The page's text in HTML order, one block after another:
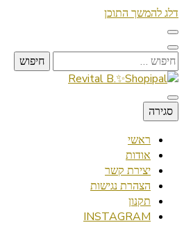
דלג להמשך התוכן
חיפוש:
Revital B.✨Shopipal
Lifestyle ✦ Beauty ✦ Vegan ✦ Travel
סגירה
ראשי
אודות
יצירת קשר
הצהרת נגישות
תקנון
INSTAGRAM